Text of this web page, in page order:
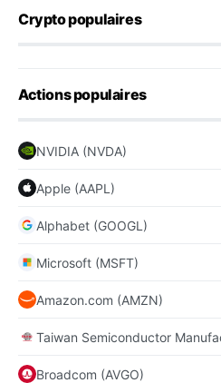
Crypto populaires
Actions populaires
NVIDIA (NVDA)
Apple (AAPL)
Alphabet (GOOGL)
Microsoft (MSFT)
Amazon.com (AMZN)
Taiwan Semiconductor
Broadcom (AVGO)